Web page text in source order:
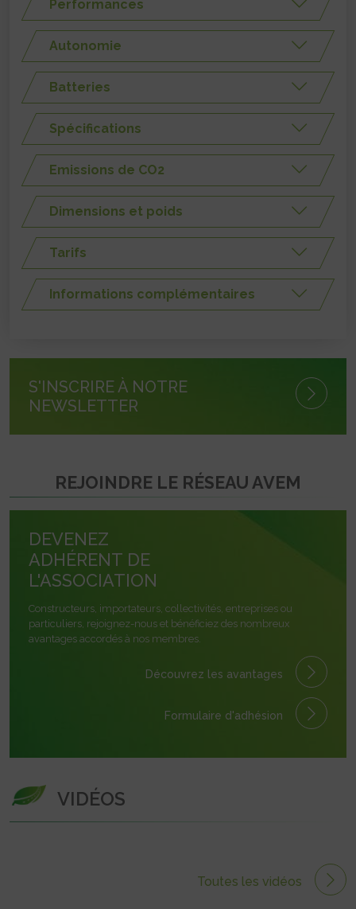
Performances
Autonomie
Batteries
Spécifications
Emissions de CO2
Dimensions et poids
Tarifs
Informations complémentaires
S'INSCRIRE À NOTRE
NEWSLETTER
REJOINDRE LE RÉSEAU AVEM
DEVENEZ
ADHÉRENT DE
L'ASSOCIATION
Constructeurs, importateurs, collectivités, entreprises ou
particuliers, rejoignez-nous et bénéficiez des nombreux
avantages accordés à nos membres.
Découvrez les avantages
Formulaire d'adhésion
VIDÉOS
Toutes les vidéos